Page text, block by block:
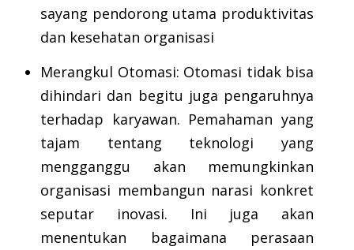
sayang pendorong utama produktivitas
dan kesehatan organisasi
Merangkul Otomasi: Otomasi tidak bisa
dihindari dan begitu juga pengaruhnya
terhadap karyawan. Pemahaman yang
tajam tentang teknologi yang
mengganggu akan memungkinkan
organisasi membangun narasi konkret
seputar inovasi. Ini juga akan
menentukan bagaimana perasaan